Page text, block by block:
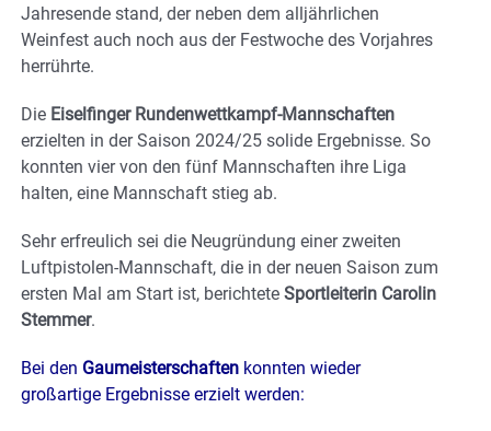
Jahresende stand, der neben dem alljährlichen
Weinfest auch noch aus der Festwoche des Vorjahres
herrührte.
Die Eiselfinger Rundenwettkampf-Mannschaften
erzielten in der Saison 2024/25 solide Ergebnisse. So
konnten vier von den fünf Mannschaften ihre Liga
halten, eine Mannschaft stieg ab.
Sehr erfreulich sei die Neugründung einer zweiten
Luftpistolen-Mannschaft, die in der neuen Saison zum
ersten Mal am Start ist, berichtete Sportleiterin Carolin
Stemmer.
Bei den Gaumeisterschaften konnten wieder
großartige Ergebnisse erzielt werden: